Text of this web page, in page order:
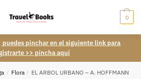
0
puedes pinchar en el siguiente link para
>> pincha aquí
/ Flora / EL ARBOL URBANO – A. HOFFMANN